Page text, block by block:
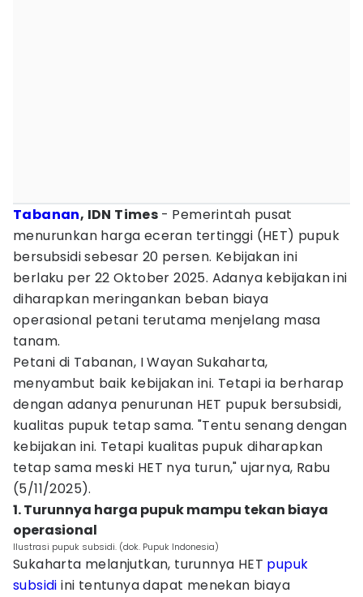
Tabanan, IDN Times - Pemerintah pusat
menurunkan harga eceran tertinggi (HET) pupuk
bersubsidi sebesar 20 persen. Kebijakan ini
berlaku per 22 Oktober 2025. Adanya kebijakan ini
diharapkan meringankan beban biaya
operasional petani terutama menjelang masa
tanam.
Petani di Tabanan, I Wayan Sukaharta,
menyambut baik kebijakan ini. Tetapi ia berharap
dengan adanya penurunan HET pupuk bersubsidi,
kualitas pupuk tetap sama. "Tentu senang dengan
kebijakan ini. Tetapi kualitas pupuk diharapkan
tetap sama meski HET nya turun," ujarnya, Rabu
(5/11/2025).
1. Turunnya harga pupuk mampu tekan biaya
operasional
Ilustrasi pupuk subsidi. (dok. Pupuk Indonesia)
Sukaharta melanjutkan, turunnya HET pupuk
subsidi ini tentunya dapat menekan biaya